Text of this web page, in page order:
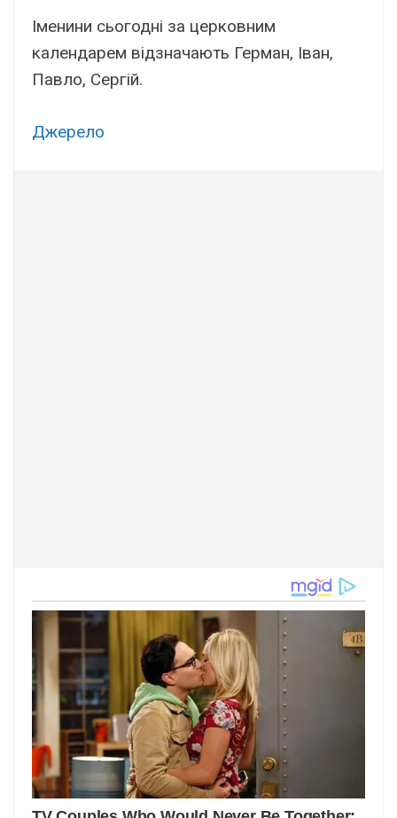
Іменини сьогодні за церковним
календарем відзначають Герман, Іван,
Павло, Сергій.
Джерело